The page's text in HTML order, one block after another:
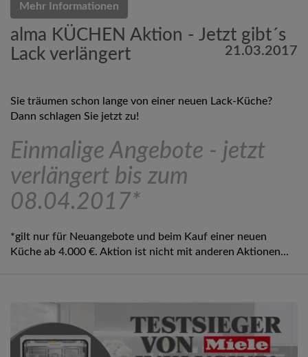
Mehr Informationen
alma KÜCHEN Aktion - Jetzt gibt´s
Lack verlängert
21.03.2017
Sie träumen schon lange von einer neuen Lack-Küche?
Dann schlagen Sie jetzt zu!
Einmalige Angebote - jetzt
verlängert bis zum
08.04.2017*
*gilt nur für Neuangebote und beim Kauf einer neuen
Küche ab 4.000 €. Aktion ist nicht mit anderen Aktionen...